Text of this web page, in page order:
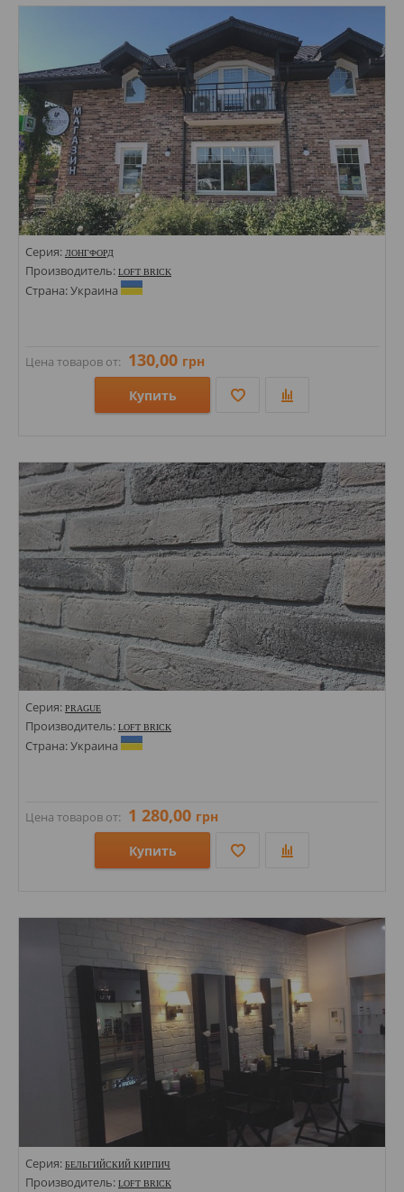
Стили: Под кирпич;
Серия: ЛОНГФОРД
Производитель: LOFT BRICK
Страна: Украина
Цена товаров от: 130,00 грн
Купить
Стили: Под кирпич;
Цвета:
Серия: PRAGUE
Производитель: LOFT BRICK
Страна: Украина
Цена товаров от: 1 280,00 грн
Купить
Стили: Под кирпич;
Серия: БЕЛЬГИЙСКИЙ КИРПИЧ
Производитель: LOFT BRICK